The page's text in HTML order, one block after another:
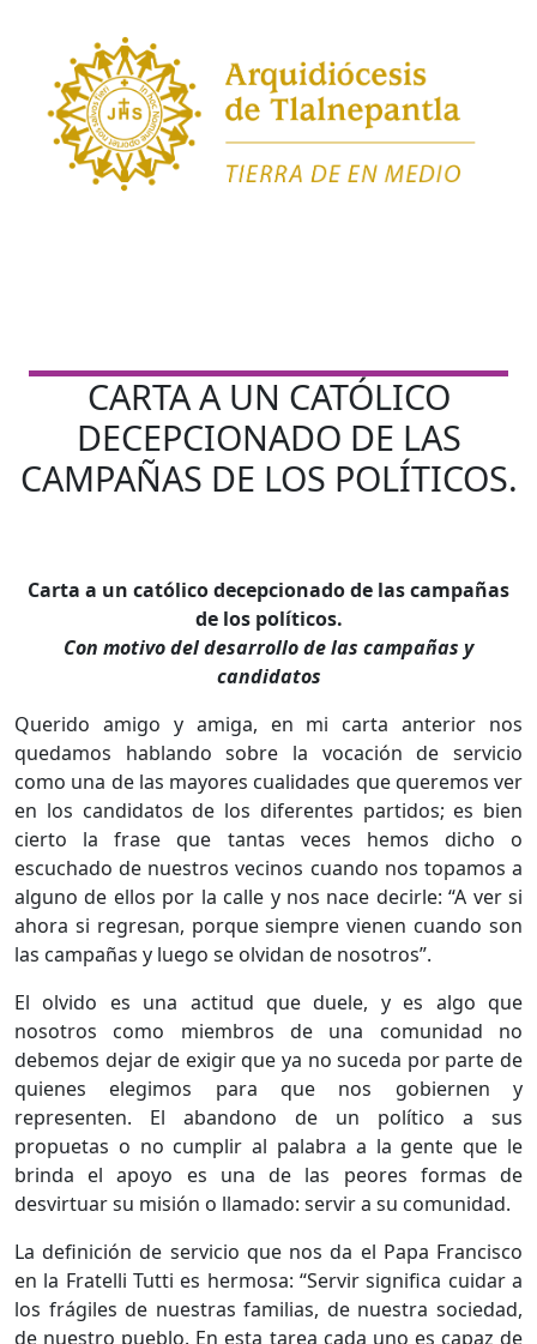
CARTA A UN CATÓLICO
DECEPCIONADO DE LAS
CAMPAÑAS DE LOS POLÍTICOS.
Carta a un católico decepcionado de las campañas
de los políticos.
Con motivo del desarrollo de las campañas y
candidatos
Querido amigo y amiga, en mi carta anterior nos
quedamos hablando sobre la vocación de servicio
como una de las mayores cualidades que queremos ver
en los candidatos de los diferentes partidos; es bien
cierto la frase que tantas veces hemos dicho o
escuchado de nuestros vecinos cuando nos topamos a
alguno de ellos por la calle y nos nace decirle: “A ver si
ahora si regresan, porque siempre vienen cuando son
las campañas y luego se olvidan de nosotros”.
El olvido es una actitud que duele, y es algo que
nosotros como miembros de una comunidad no
debemos dejar de exigir que ya no suceda por parte de
quienes elegimos para que nos gobiernen y
representen. El abandono de un político a sus
propuetas o no cumplir al palabra a la gente que le
brinda el apoyo es una de las peores formas de
desvirtuar su misión o llamado: servir a su comunidad.
La definición de servicio que nos da el Papa Francisco
en la Fratelli Tutti es hermosa: “Servir significa cuidar a
los frágiles de nuestras familias, de nuestra sociedad,
de nuestro pueblo. En esta tarea cada uno es capaz de